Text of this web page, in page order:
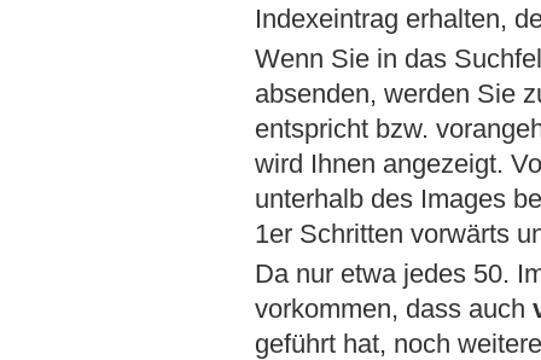
Indexeintrag erhalten,
Wenn Sie in das
absenden, werden Sie
entspricht bzw.
wird Ihnen angezeigt.
unterhalb des Images
1er Schritten vorwärts
Da nur etwa jedes 50.
vorkommen, dass auch
geführt hat, noch